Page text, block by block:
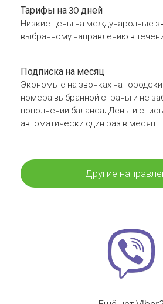
Тарифы на 30 дней
Низкие цены на международные
выбранному направлению в
Подписка на месяц
Экономьте на звонках на
номера выбранной страны и не
пополнении баланса. Деньги
автоматически один раз в месяц
Другие